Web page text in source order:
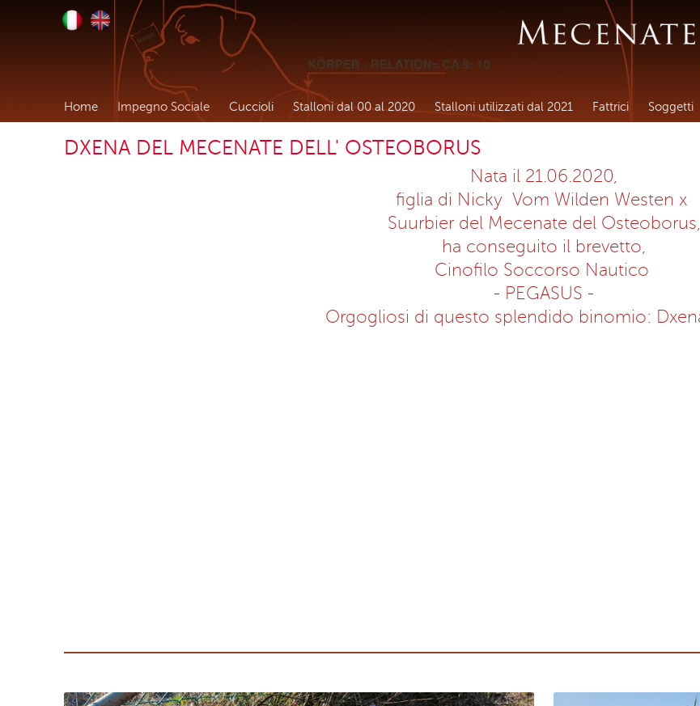
Home Impegno Sociale Cuccioli Stalloni dal 00 al 2020 Stalloni utilizzati dal 2021 Fattrici Soggetti
DXENA DEL MECENATE DELL' OSTEOBORUS
Nata il 21.06.2020,
figlia di Nicky Vom Wilden Westen x
Suurbier del Mecenate del Osteoborus,
ha conseguito il brevetto,
Cinofilo Soccorso Nautico
- PEGASUS -
Orgogliosi di questo splendido binomio: